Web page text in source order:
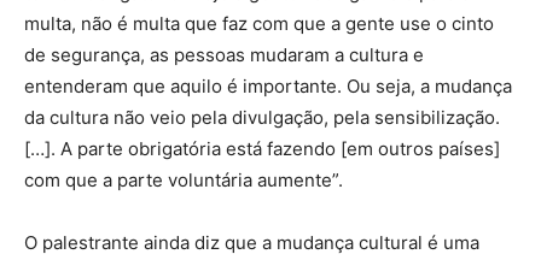
multa, não é multa que faz com que a gente use o cinto
de segurança, as pessoas mudaram a cultura e
entenderam que aquilo é importante. Ou seja, a mudança
da cultura não veio pela divulgação, pela sensibilização.
[…]. A parte obrigatória está fazendo [em outros países]
com que a parte voluntária aumente”.
O palestrante ainda diz que a mudança cultural é uma